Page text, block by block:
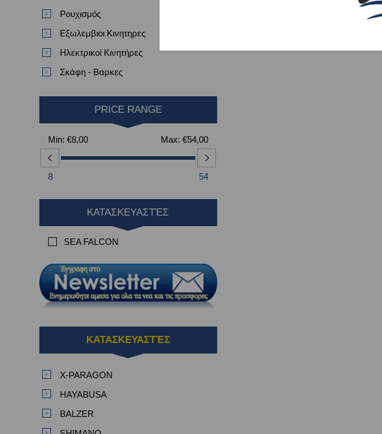
Ρουχισμός
Εξωλεμβιοι Κινητηρες
Ηλεκτρικοί Κινητήρες
Σκάφη - Βαρκες
PRICE RANGE
Min: €8,00 Max: €54,00
8 54
ΚΑΤΑΣΚΕΥΑΣΤΈΣ
SEA FALCON
ΚΑΤΑΣΚΕΥΑΣΤΈΣ
X-PARAGON
HAYABUSA
BALZER